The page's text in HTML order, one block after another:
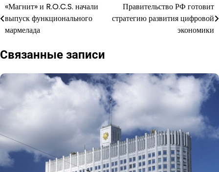
Навигация
по
«Магнит» и R.O.C.S. начали
выпуск функционального
мармелада
Правительство РФ готовит
стратегию развития цифровой
экономики
Связанные записи